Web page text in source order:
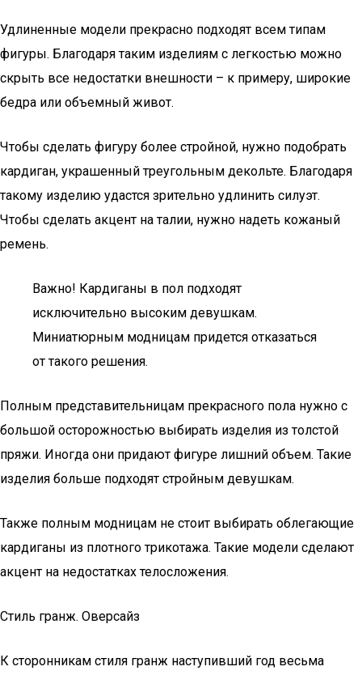
Удлиненные модели прекрасно подходят всем типам
фигуры. Благодаря таким изделиям с легкостью можно
скрыть все недостатки внешности – к примеру, широкие
бедра или объемный живот.
Чтобы сделать фигуру более стройной, нужно подобрать
кардиган, украшенный треугольным декольте. Благодаря
такому изделию удастся зрительно удлинить силуэт.
Чтобы сделать акцент на талии, нужно надеть кожаный
ремень.
Важно! Кардиганы в пол подходят
исключительно высоким девушкам.
Миниатюрным модницам придется отказаться
от такого решения.
Полным представительницам прекрасного пола нужно с
большой осторожностью выбирать изделия из толстой
пряжи. Иногда они придают фигуре лишний объем. Такие
изделия больше подходят стройным девушкам.
Также полным модницам не стоит выбирать облегающие
кардиганы из плотного трикотажа. Такие модели сделают
акцент на недостатках телосложения.
Стиль гранж. Оверсайз
К сторонникам стиля гранж наступивший год весьма